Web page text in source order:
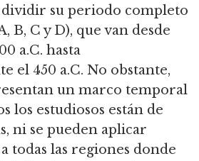
dividir su periodo completo
B, C y D), que van desde
a.C. hasta
el 450 a.C. No obstante,
un marco temporal
los estudiosos están de
ni se pueden aplicar
todas las regiones donde